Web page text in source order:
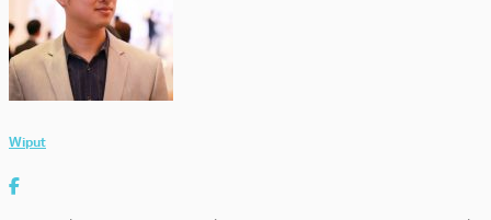
Wiput